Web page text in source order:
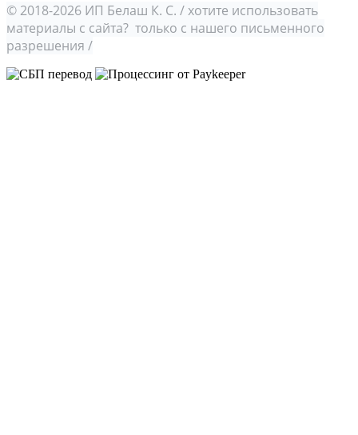
© 2018-2026 ИП Белаш К. С. / хотите использовать
материалы с сайта? только с нашего письменного
разрешения /